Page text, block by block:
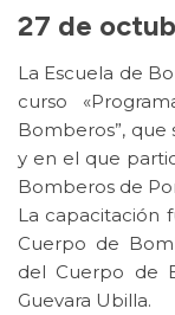
27 de
La Escuela de
curso
Bomberos”, que
y en el que
Bomberos de
La capacitación
Cuerpo de
del Cuerpo de
Guevara Ubilla.